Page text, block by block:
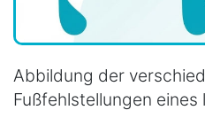
Abbildung der
Fußfehlstellungen eines